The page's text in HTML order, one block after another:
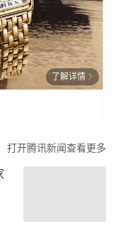
了解详情
打开腾讯新闻查看更多